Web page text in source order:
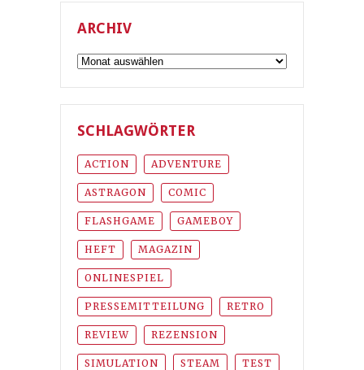
ARCHIV
Archiv
SCHLAGWÖRTER
ACTION ADVENTURE
ASTRAGON COMIC
FLASHGAME GAMEBOY
HEFT MAGAZIN
ONLINESPIEL
PRESSEMITTEILUNG RETRO
REVIEW REZENSION
SIMULATION STEAM TEST